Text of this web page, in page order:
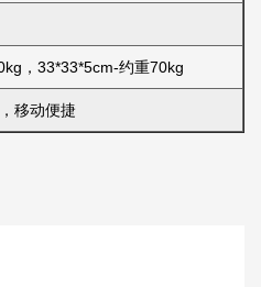
，33*33*5cm-约重70kg
移动便捷